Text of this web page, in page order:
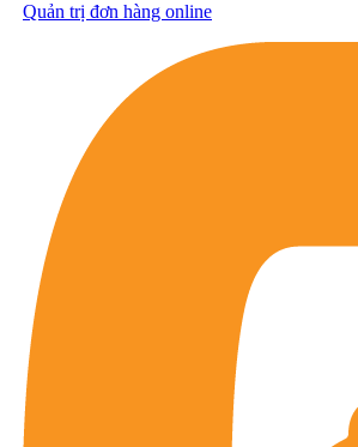
Quản trị đơn hàng online